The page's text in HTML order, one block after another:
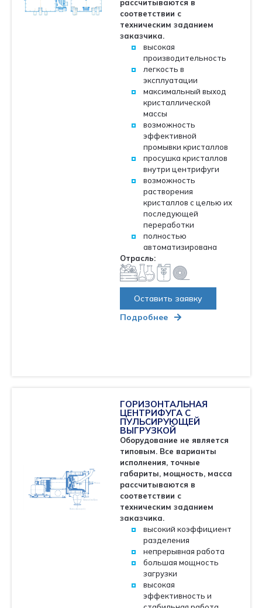
рассчитываются в
соответствии с
техническим заданием
заказчика.
высокая
производительность
легкость в
эксплуатации
максимальный выход
кристаллической
массы
возможность
эффективной
промывки кристаллов
просушка кристаллов
внутри центрифуги
возможность
растворения
кристаллов с целью их
последующей
переработки
полностью
автоматизирована
Отрасль:
Оставить заявку
Подробнее
ГОРИЗОНТАЛЬНАЯ
ЦЕНТРИФУГА С
ПУЛЬСИРУЮЩЕЙ
ВЫГРУЗКОЙ
Оборудование не является
типовым. Все варианты
исполнения, точные
габариты, мощность, масса
рассчитываются в
соответствии с
техническим заданием
заказчика.
высокий коэффициент
разделения
непрерывная работа
большая мощность
загрузки
высокая
эффективность и
ЗАЯВКА
Центробежное оборудование